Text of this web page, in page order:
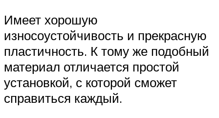
Имеет хорошую
износоустойчивость и прекрасную
пластичность. К тому же подобный
материал отличается простой
установкой, с которой сможет
справиться каждый.